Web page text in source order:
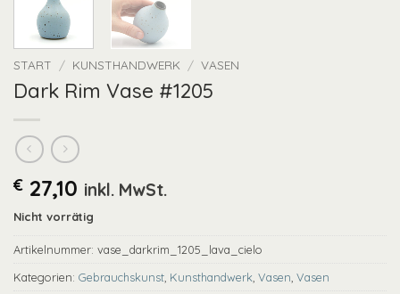
START / KUNSTHANDWERK / VASEN
Dark Rim Vase #1205
€ 27,10 inkl. MwSt.
Nicht vorrätig
Artikelnummer: vase_darkrim_1205_lava_cielo
Kategorien: Gebrauchskunst Kunsthandwerk Vasen Vasen